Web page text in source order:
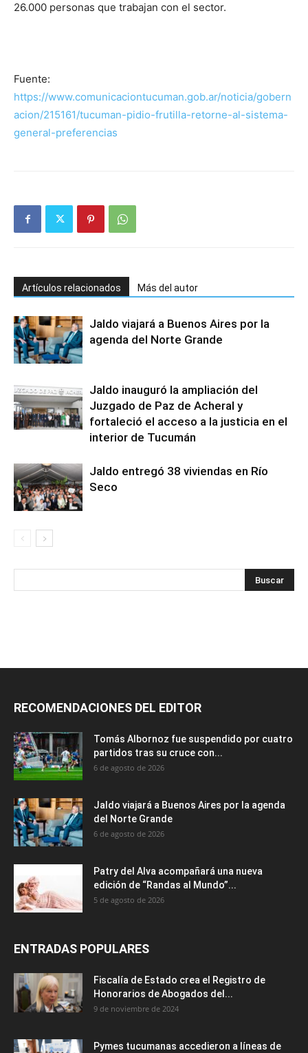
26.000 personas que trabajan con el sector.
Fuente:
https://www.comunicaciontucuman.gob.ar/noticia/gobern
acion/215161/tucuman-pidio-frutilla-retorne-al-sistema-
general-preferencias
Artículos relacionados Más del autor
Jaldo viajará a Buenos Aires por la
agenda del Norte Grande
Jaldo inauguró la ampliación del
Juzgado de Paz de Acheral y
fortaleció el acceso a la justicia en el
interior de Tucumán
Jaldo entregó 38 viviendas en Río
Seco
RECOMENDACIONES DEL EDITOR
Tomás Albornoz fue suspendido por cuatro
partidos tras su cruce con...
6 de agosto de 2026
Jaldo viajará a Buenos Aires por la agenda
del Norte Grande
6 de agosto de 2026
Patry del Alva acompañará una nueva
edición de “Randas al Mundo”...
5 de agosto de 2026
ENTRADAS POPULARES
Fiscalía de Estado crea el Registro de
Honorarios de Abogados del...
9 de noviembre de 2024
Pymes tucumanas accedieron a líneas de